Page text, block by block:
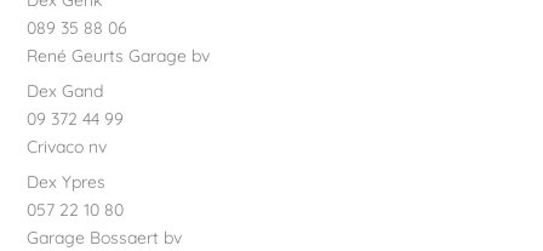
089 35 88 06
René Geurts Garage bv
Dex Gand
09 372 44 99
Crivaco nv
Dex Ypres
057 22 10 80
Garage Bossaert bv